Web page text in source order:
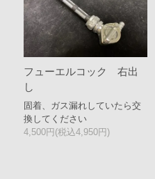
フューエルコック 右出
し
固着、ガス漏れしていたら交
換してください
4,500円(税込4,950円)